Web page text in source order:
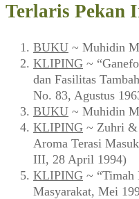
Terlaris Pekan
BUKU ~ Muhidin
KLIPING ~
dan Fasilitas
No. 83, Agustus
BUKU ~ Muhidin
KLIPING ~ Zuhri &
Aroma Terasi
III, 28 April 1994)
KLIPING ~ “Timah
Masyarakat, Mei